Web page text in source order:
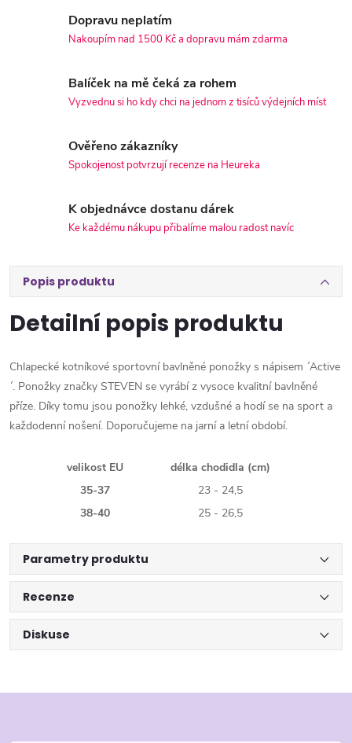
Dopravu neplatím
Nakoupím nad 1500 Kč a dopravu mám zdarma
Balíček na mě čeká za rohem
Vyzvednu si ho kdy chci na jednom z tisíců výdejních míst
Ověřeno zákazníky
Spokojenost potvrzují recenze na Heureka
K objednávce dostanu dárek
Ke každému nákupu přibalíme malou radost navíc
Popis produktu
Detailní popis produktu
Chlapecké kotníkové sportovní bavlněné ponožky s nápisem ´Active
´. Ponožky značky STEVEN se vyrábí z vysoce kvalitní bavlněné
příze. Díky tomu jsou ponožky lehké, vzdušné a hodí se na sport a
každodenní nošení. Doporučujeme na jarní a letní období.
velikost EU
délka chodidla (cm)
35-37
23 - 24,5
38-40
25 - 26,5
Parametry produktu
Recenze
Diskuse